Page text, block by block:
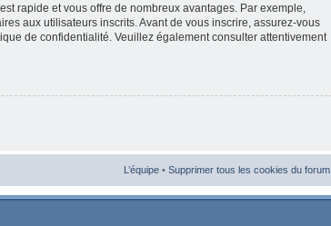
rapide et vous offre de nombreux avantages. Par exemple,
aux utilisateurs inscrits. Avant de vous inscrire, assurez-vous
de confidentialité. Veuillez également consulter attentivement
L’équipe • Supprimer tous les cookies du forum